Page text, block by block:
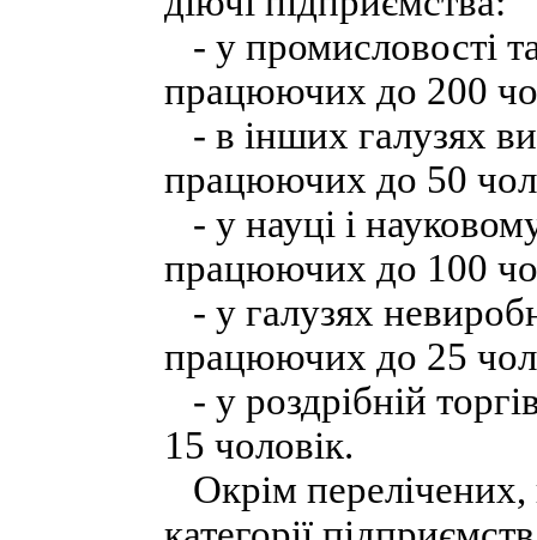
- у промисловості
працюючих до 200
- в інших галузях
працюючих до 50
- у науці і
працюючих до 100
- у галузях
працюючих до 25
- у роздрібній
15 чоловік.
Окрім перелічених,